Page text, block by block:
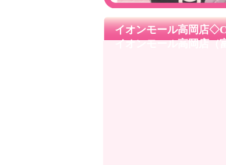
イオンモール高岡店
イオンモール高岡店（